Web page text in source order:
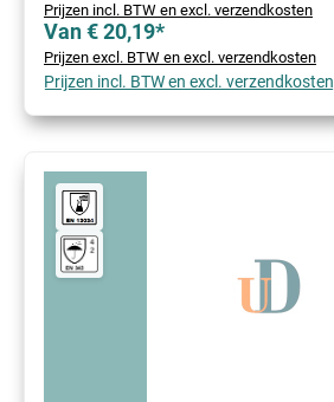
Prijzen incl. BTW en excl. verzendkosten
Van € 20,19*
Prijzen excl. BTW en excl. verzendkosten
Prijzen incl. BTW en excl. verzendkosten